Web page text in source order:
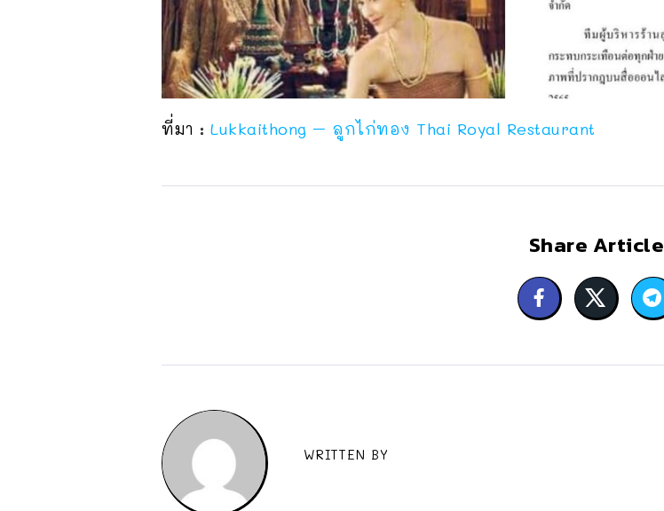
ที่มา : Lukkaithong – ลูกไก่ทอง Thai Royal Restaurant
Share Article
WRITTEN BY